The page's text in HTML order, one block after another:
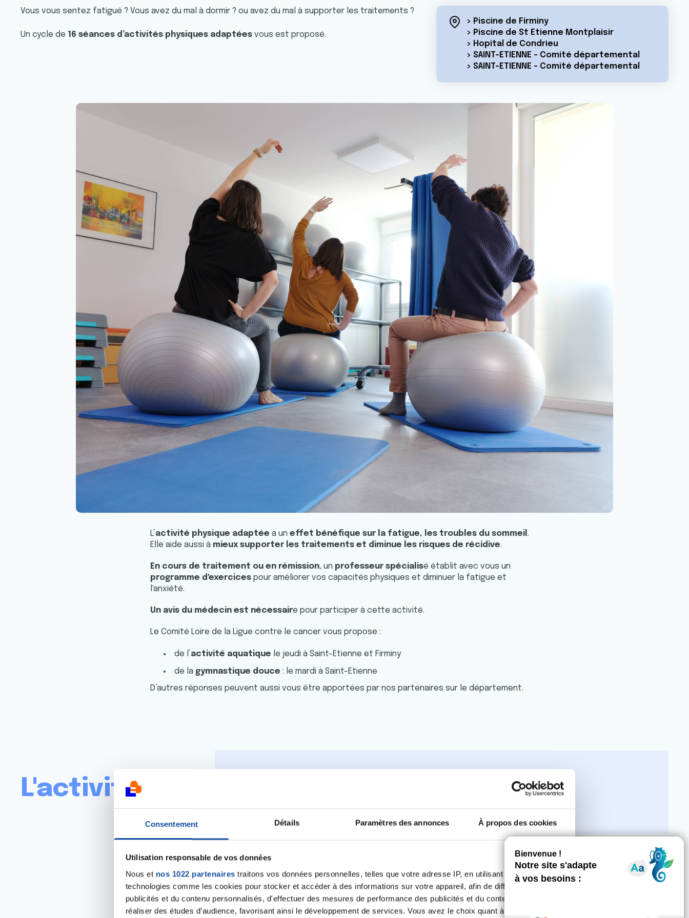
Consentement Détails Paramètres des annonces À propos des cookies
Utilisation responsable de vos données
Nous et nos 1022 partenaires traitons vos données personnelles, telles que votre adresse IP, en utilisant des
technologies comme les cookies pour stocker et accéder à des informations sur votre appareil, afin de diffuser des
publicités et du contenu personnalisés, d'effectuer des mesures de performance des publicités et du contenu, ainsi que de
réaliser des études d’audience, favorisant ainsi le développement de services. Vous avez le choix quant à l'utilisation de
Vous vous sentez fatigué ? Vous avez du mal à dormir ? ou avez du mal à supporter les traitements ?
Un cycle de 16 séances d’activités physiques adaptées vous est proposé.
> Piscine de Firminy
> Piscine de St Etienne Montplaisir
> Hopital de Condrieu
> SAINT-ETIENNE - Comité départemental
> SAINT-ETIENNE - Comité départemental
L’activité physique adaptée a un effet bénéfique sur la fatigue, les troubles du sommeil .
Elle aide aussi à mieux supporter les traitements et diminue les risques de récidive.
En cours de traitement ou en rémission, un professeur spécialisé établit avec vous un
programme d'exercicespour améliorer vos capacités physiques et diminuer la fatigue et
l'anxiété.
Un avis du médecin est nécessaire pour participer à cette activité.
Le Comité Loire de la Ligue contre le cancer vous propose :
de l’activité aquatique le jeudi à Saint-Etienne et Firminy
de la gymnastique douce : le mardi à Saint-Etienne
D’autres réponses peuvent aussi vous être apportées par nos partenaires sur le département.
L'activité physique après un cancer
Orientation vers des enseignants en sport santé pour bénéficier d’un bilan en Activité physique
adapté. Si vous avez terminé vos traitements depuis moins d’un an, vous pouvez bénéficier du
dispositif après-cancer, financé par la Sécurité Sociale (prescription nécessaire).
Voir onglet « Parcours après cancer »